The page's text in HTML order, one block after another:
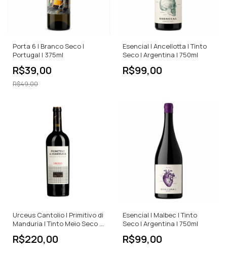
Porta 6 | Branco Seco |
Portugal | 375ml
R$39,00
R$49,00
Esencial | Ancellotta | Tinto
Seco | Argentina | 750ml
R$99,00
Urceus Cantolio | Primitivo di
Manduria | Tinto Meio Seco |
750ml
R$220,00
Esencial | Malbec | Tinto
Seco | Argentina | 750ml
R$99,00